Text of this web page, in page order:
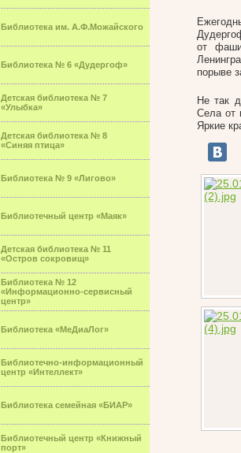
Библиотека им. А.Ф.Можайского
Библиотека № 6 «Дудергоф»
Детская библиотека № 7
«Улыбка»
Детская библиотека № 8
«Синяя птица»
Библиотека № 9 «Лигово»
Библиотечный центр «Маяк»
Детская библиотека № 11
«Остров сокровищ»
Библиотека № 12
«Информационно-сервисный
центр»
Библиотека «МеДиаЛог»
Библиотечно-информационный
центр «Интеллект»
Библиотека семейная «БИАР»
Библиотечный центр «Книжный
порт»
от
порыве
Не так
Села от
Яркие